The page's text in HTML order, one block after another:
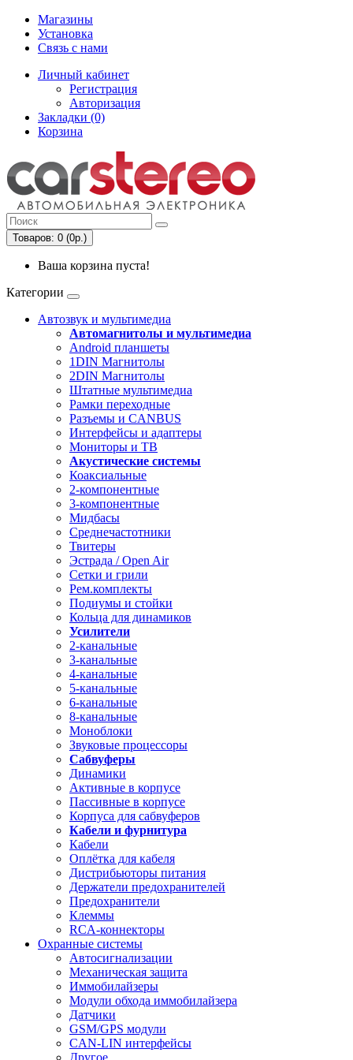
Магазины
Установка
Связь с нами
Личный кабинет
Регистрация
Авторизация
Закладки (0)
Корзина
Товаров: 0 (0р.)
Ваша корзина пуста!
Категории
Автозвук и мультимедиа
Автомагнитолы и мультимедиа
Android планшеты
1DIN Магнитолы
2DIN Магнитолы
Штатные мультимедиа
Рамки переходные
Разъемы и CANBUS
Интерфейсы и адаптеры
Мониторы и ТВ
Акустические системы
Коаксиальные
2-компонентные
3-компонентные
Мидбасы
Среднечастотники
Твитеры
Эстрада / Open Air
Сетки и грили
Рем.комплекты
Подиумы и стойки
Кольца для динамиков
Усилители
2-канальные
3-канальные
4-канальные
5-канальные
6-канальные
8-канальные
Моноблоки
Звуковые процессоры
Сабвуферы
Динамики
Активные в корпусе
Пассивные в корпусе
Корпуса для сабвуферов
Кабели и фурнитура
Кабели
Оплётка для кабеля
Дистрибьюторы питания
Держатели предохранителей
Предохранители
Клеммы
RCA-коннекторы
Охранные системы
Автосигнализации
Механическая защита
Иммобилайзеры
Модули обхода иммобилайзера
Датчики
GSM/GPS модули
CAN-LIN интерфейсы
Другое